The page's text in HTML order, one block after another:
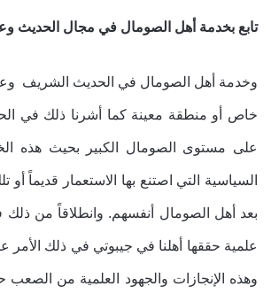
تابع بخدمة أهل الصومال في مجال الحديث
وخدمة أهل الصومال في الحديث الشريف
خاص أو منطقة معينة كما أشرنا ذلك في
على مستوى الصومال الكبير بحيث هذه
السياسية التي اصتنع بها الاستعمار قديماً أو
بعد أهل الصومال أنفسهم. وانطلاقاً من ذلك
علمية حققها أهلنا في جيبوتي في ذلك الأمر
وهذه الإنجازات والجهود العلمية من الصعب